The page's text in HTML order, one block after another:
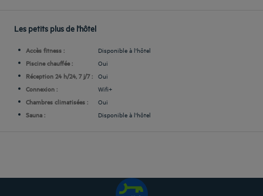
Les petits plus de l'hôtel
Accès fitness :
Disponible à l'hôtel
Piscine chauffée :
Oui
Réception 24 h/24, 7 j/7 : Oui
Connexion :
Wifi+
Chambres climatisées :
Oui
Sauna :
Disponible à l'hôtel